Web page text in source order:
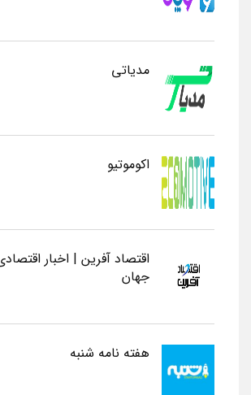
مدیاتی
اکوموتیو
اقتصاد آفرین | اخبار
جهان
هفته نامه شنبه